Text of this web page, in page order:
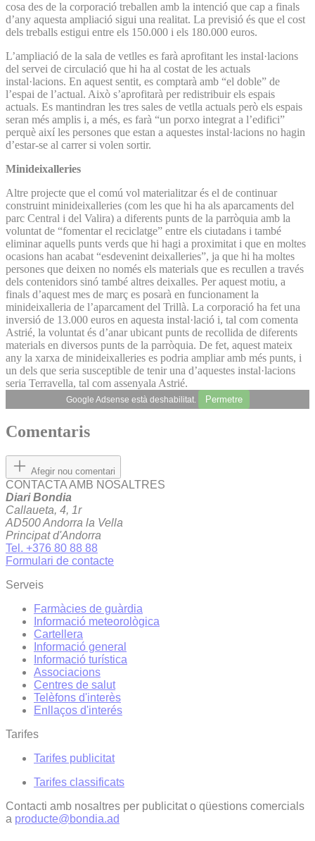
cosa des de la corporació treballen amb la intenció que cap a finals
d’any aquesta ampliació sigui una realitat. La previsió és que el cost
dels treballs estigui entre els 150.000 i els 180.000 euros.
L’ampliació de la sala de vetlles es farà aprofitant les instal·lacions
del servei de circulació que hi ha al costat de les actuals
instal·lacions. En aquest sentit, es comptarà amb “el doble” de
l’espai de l’actual. Això s’aprofitarà per redistribuir els espais
actuals. Es mantindran les tres sales de vetlla actuals però els espais
seran més amplis i, a més, es farà “un porxo integrat a l’edifici”
perquè així les persones que estan a aquestes instal·lacions no hagin
d’estar-se al carrer si volen sortir.
Minideixalleries
Altre projecte que el comú vol materialitzar és el de continuar
construint minideixalleries (com les que hi ha als aparcaments del
parc Central i del Valira) a diferents punts de la parròquia amb la
voluntat de “fomentar el reciclatge” entre els ciutadans i també
eliminar aquells punts verds que hi hagi a proximitat i que en moltes
ocasions han acabat “esdevenint deixalleries”, ja que hi ha moltes
persones que deixen no només els materials que es recullen a través
dels contenidors sinó també altres deixalles. Per aquest motiu, a
finals d’aquest mes de març es posarà en funcionament la
minideixalleria de l’aparcament del Trillà. La corporació ha fet una
inversió de 13.000 euros en aquesta instal·lació i, tal com comenta
Astrié, la voluntat és d’anar ubicant punts de recollida de diferents
materials en diversos punts de la parròquia. De fet, aquest mateix
any la xarxa de minideixalleries es podria ampliar amb més punts, i
un dels que seria susceptible de tenir una d’aquestes instal·lacions
seria Terravella, tal com assenyala Astrié.
Google Adsense està deshabilitat. Permetre
Comentaris
Afegir nou comentari
CONTACTA AMB NOSALTRES
Diari Bondia
Callaueta, 4, 1r
AD500 Andorra la Vella
Principat d'Andorra
Tel. +376 80 88 88
Formulari de contacte
Serveis
Farmàcies de guàrdia
Informació meteorològica
Cartellera
Informació general
Informació turística
Associacions
Centres de salut
Telèfons d'interès
Enllaços d'interés
Tarifes
Tarifes publicitat
Tarifes classificats
Contacti amb nosaltres per publicitat o qüestions comercials
a producte@bondia.ad